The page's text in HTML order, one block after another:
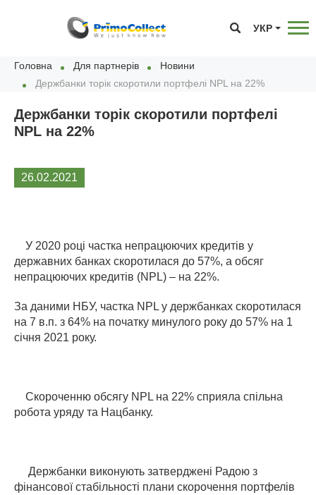
УКР
Головна Для партнерів
Новини
Держбанки торік скоротили портфелі NPL на 22%
Держбанки торік скоротили портфелі
NPL на 22%
26.02.2021
У 2020 році частка непрацюючих кредитів у
державних банках скоротилася до 57%, а обсяг
непрацюючих кредитів (NPL) – на 22%.
За даними НБУ, частка NPL у держбанках скоротилася
на 7 в.п. з 64% на початку минулого року до 57% на 1
січня 2021 року.
Скороченню обсягу NPL на 22% сприяла спільна
робота уряду та Нацбанку.
Держбанки виконують затверджені Радою з
фінансової стабільності плани скорочення портфелів